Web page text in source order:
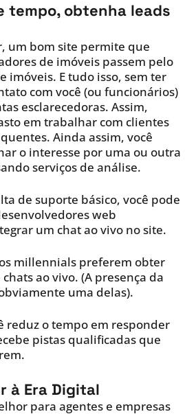
tempo, obtenha leads
um bom site permite que
de imóveis passem pelo
imóveis. E tudo isso, sem ter
com você (ou funcionários)
esclarecedoras. Assim,
em trabalhar com clientes
Ainda assim, você
o interesse por uma ou outra
serviços de análise.
de suporte básico, você pode
web
um chat ao vivo no site.
millennials preferem obter
ao vivo. (A presença da
uma delas).
reduz o tempo em responder
pistas qualificadas que
à Era Digital
para agentes e empresas